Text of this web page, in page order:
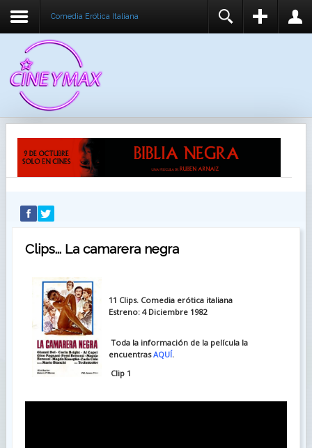
Comedia Erótica ItalianaLOGIN
RECUÉRDEME
IDENTIFICARSE
REGISTER
Clips... La camarera negra
11 Clips. Comedia erótica italiana
Estreno: 4 Diciembre 1982
Toda la información de la película la
encuentrasAQUÍ.
Clip 1